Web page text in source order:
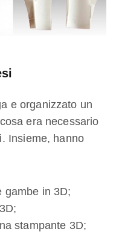
e organizzato un
era necessario
Insieme, hanno
gambe in 3D;
stampante 3D;